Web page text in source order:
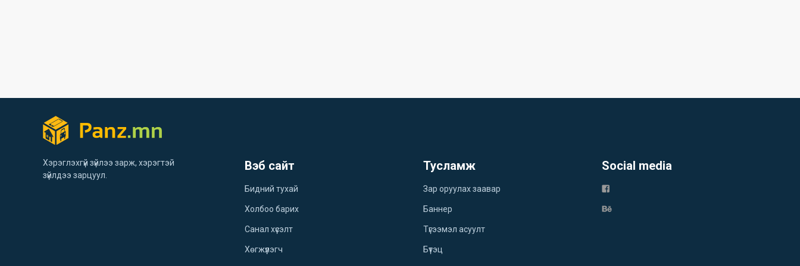
Хэрэглэхгүй зүйлээ зарж, хэрэгтэй
зүйлдээ зарцуул.
Вэб сайт
Бидний тухай
Холбоо барих
Санал хүсэлт
Хөгжүүлэгч
Тусламж
Зар оруулах заавар
Баннер
Түгээмэл асуулт
Бүтэц
Social media